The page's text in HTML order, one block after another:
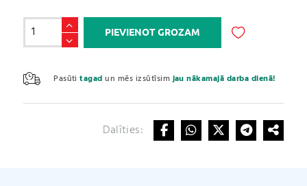
CLA
Tea
+
L-
PIEVIENOT GROZAM
Pasūtitagad un mēs izsūtīsimjau nākamajā darba dienā!
e
r
n
Dalīties: